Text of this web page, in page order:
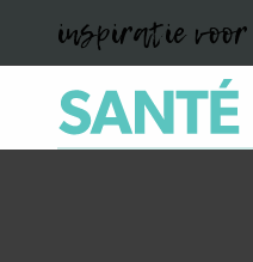
inspiratie